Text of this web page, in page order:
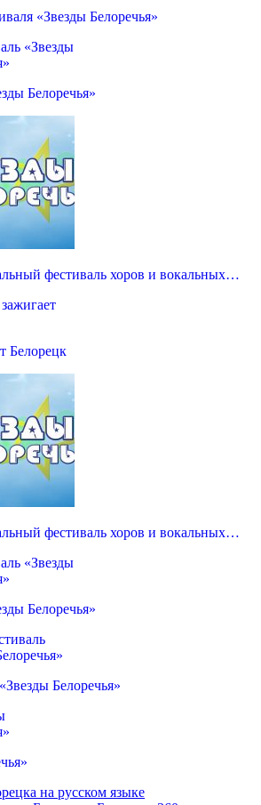
«Звезды Белоречья»
Белоречья»
фестиваль хоров и вокальных…
Белорецк
фестиваль хоров и вокальных…
Белоречья»
Белоречья»
на русском языке